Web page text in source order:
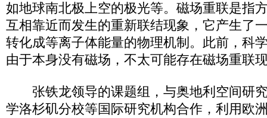
如地球南北极上空的极光等。磁场重联是指
互相靠近而发生的重新联结现象，它产生了
转化成等离子体能量的物理机制。此前，科
由于本身没有磁场，不太可能存在磁场重联
张铁龙领导的课题组，与奥地利空间研
学洛杉矶分校等国际研究机构合作，利用欧